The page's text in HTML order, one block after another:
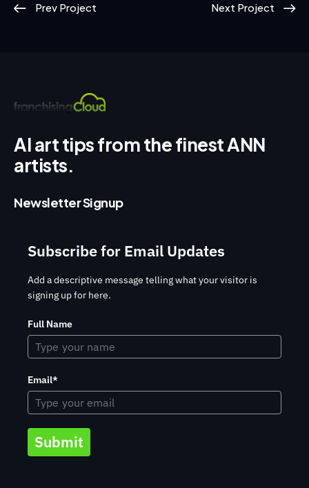
Prev Project Next Project
AI art tips from the finest ANN
artists.
Newsletter Signup
Subscribe for Email Updates
Add a descriptive message telling what your visitor is
signing up for here.
Full Name
Email*
Submit